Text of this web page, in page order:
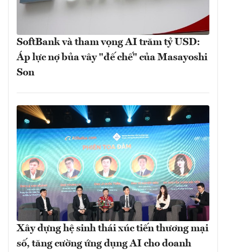
SoftBank và tham vọng AI trăm tỷ USD:
Áp lực nợ bủa vây "đế chế" của Masayoshi
Son
Xây dựng hệ sinh thái xúc tiến thương mại
số, tăng cường ứng dụng AI cho doanh